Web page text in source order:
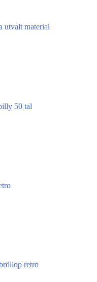
utvalt material
50 tal
retro